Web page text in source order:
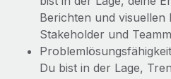
Berichten und visuellen
Stakeholder und
Du bist in der Lage,